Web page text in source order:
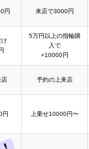
円 来店で3000円
5万円以上の指輪購
入で
+10000円
店 予約の上来店
円 上乗せ10000円〜